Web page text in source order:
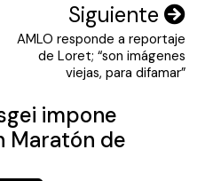
Siguiente
AMLO responde a reportaje
de Loret; “son imágenes
viejas, para difamar”
impone
Maratón de